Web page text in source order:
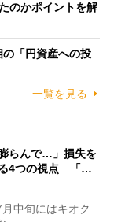
のかポイントを解
の「円資産への投
一覧を見る
らんで…」損失を
る4つの視点 「…
中旬にはキオク